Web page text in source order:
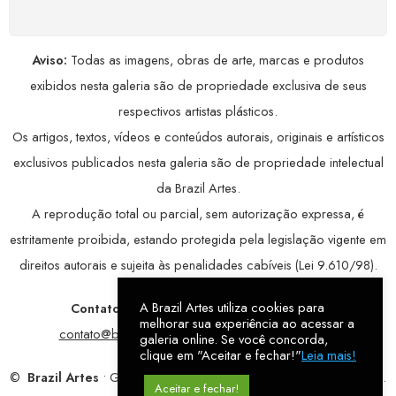
Aviso: Todas as imagens, obras de arte, marcas e produtos
exibidos nesta galeria são de propriedade exclusiva de seus
respectivos artistas plásticos.
Os artigos, textos, vídeos e conteúdos autorais, originais e artísticos
exclusivos publicados nesta galeria são de propriedade intelectual
da Brazil Artes.
A reprodução total ou parcial, sem autorização expressa, é
estritamente proibida, estando protegida pela legislação vigente em
direitos autorais e sujeita às penalidades cabíveis (Lei 9.610/98).
Contatos: WhatsApp:79 9998-1221/ E-mail:
contato@brazilartes.com/ Instagram:@brazilartes
© Brazil Artes • Galeria Online.9 anosde história (2017 – 2026).
A Brazil Artes utiliza cookies para
melhorar sua experiência ao acessar a
galeria online. Se você concorda,
clique em "Aceitar e fechar!"Leia mais!
Aceitar e fechar!